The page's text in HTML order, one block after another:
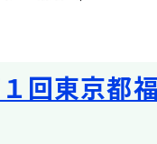
回東京都